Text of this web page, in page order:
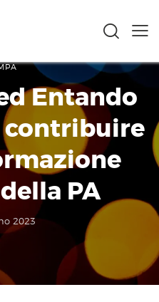
Entando
contribuire
PA
2023